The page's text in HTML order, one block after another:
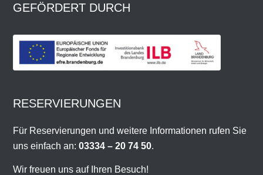
GEFÖRDERT DURCH
RESERVIERUNGEN
Für Reservierungen und weitere Informationen rufen Sie
uns einfach an:03334 – 20 74 50.
Wir freuen uns auf Ihren Besuch!